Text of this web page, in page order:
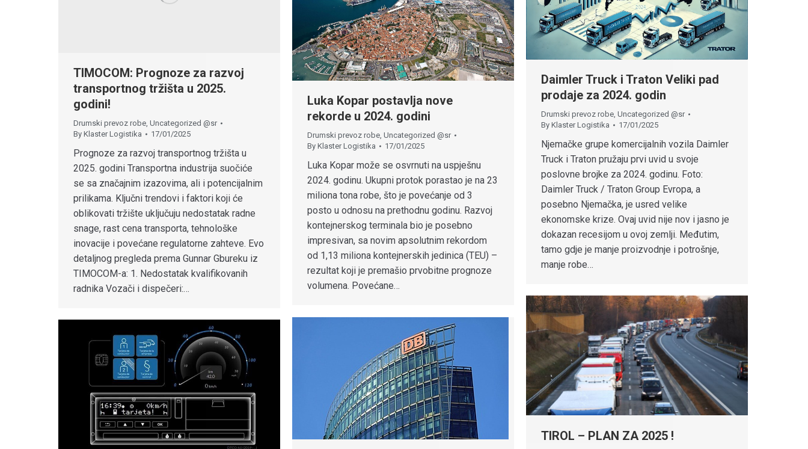
TIMOCOM: Prognoze za razvoj
transportnog tržišta u 2025.
godini!
Drumski prevoz robe Uncategorized @sr
By Klaster Logistika 17/01/2025
Prognoze za razvoj transportnog tržišta u
2025. godini Transportna industrija suočiće
se sa značajnim izazovima, ali i potencijalnim
prilikama. Ključni trendovi i faktori koji će
oblikovati tržište uključuju nedostatak radne
snage, rast cena transporta, tehnološke
inovacije i povećane regulatorne zahteve. Evo
detaljnog pregleda prema Gunnar Gbureku iz
TIMOCOM-a: 1. Nedostatak kvalifikovanih
radnika Vozači i dispečeri:…
Luka Kopar postavlja nove
rekorde u 2024. godini
Drumski prevoz robe, Uncategorized @sr
By Klaster Logistika 17/01/2025
Luka Kopar može se osvrnuti na uspješnu
2024. godinu. Ukupni protok porastao je na 23
miliona tona robe, što je povećanje od 3
posto u odnosu na prethodnu godinu. Razvoj
kontejnerskog terminala bio je posebno
impresivan, sa novim apsolutnim rekordom
od 1,13 miliona kontejnerskih jedinica (TEU) –
rezultat koji je premašio prvobitne prognoze
volumena. Povećane…
Daimler Truck i Traton Veliki pad
prodaje za 2024. godin
Drumski prevoz robe Uncategorized @sr
By Klaster Logistika 17/01/2025
Njemačke grupe komercijalnih vozila Daimler
Truck i Traton pružaju prvi uvid u svoje
poslovne brojke za 2024. godinu. Foto:
Daimler Truck / Traton Group Evropa, a
posebno Njemačka, je usred velike
ekonomske krize. Ovaj uvid nije nov i jasno je
dokazan recesijom u ovoj zemlji. Međutim,
tamo gdje je manje proizvodnje i potrošnje,
manje robe…
TIROL – PLAN ZA 2025 !